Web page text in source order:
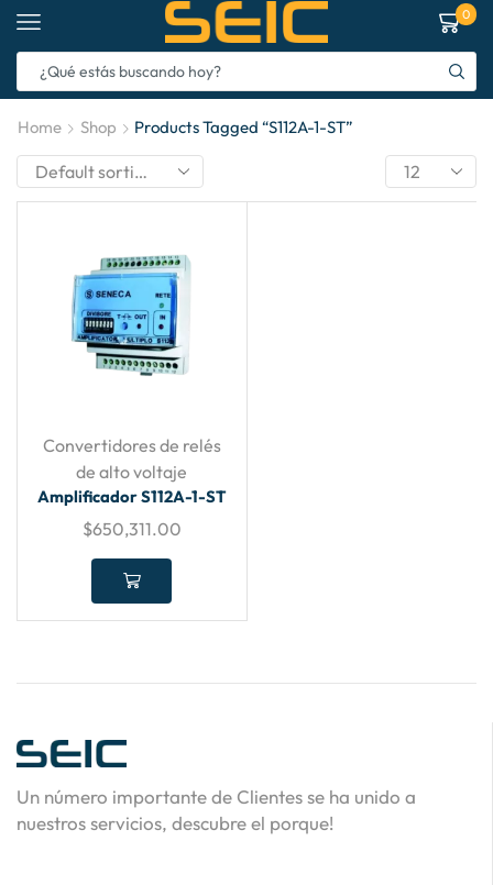
0
Home Shop Products Tagged “S112A-1-ST”
Convertidores de relés
de alto voltaje
Amplificador S112A-1-ST
$650,311.00
Un número importante de Clientes se ha unido a
nuestros servicios, descubre el porque!